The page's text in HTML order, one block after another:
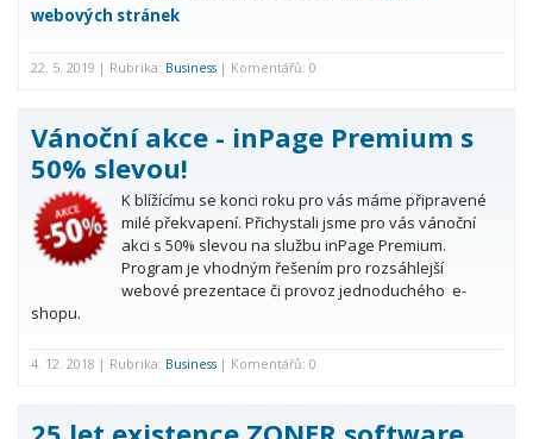
webových stránek
22. 5. 2019 | Rubrika: Business | Komentářů: 0
Vánoční akce - inPage Premium s
50% slevou!
K blížícímu se konci roku pro vás máme připravené
milé překvapení. Přichystali jsme pro vás vánoční
akci s 50% slevou na službu inPage Premium.
Program je vhodným řešením pro rozsáhlejší
webové prezentace či provoz jednoduchého e-
shopu.
4. 12. 2018 | Rubrika: Business | Komentářů: 0